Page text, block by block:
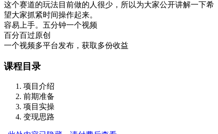
这个赛道的玩法目前做的人很少，所以为大家公开讲解一下希
望大家抓紧时间操作起来。
容易上手。五分钟一个视频
百分百过原创
一个视频多平台发布，获取多份收益
课程目录
项目介绍
前期准备
项目实操
变现思路